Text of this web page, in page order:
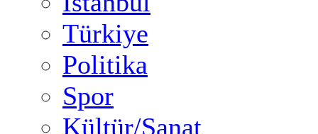
Türkiye
Politika
Spor
Kültür/Sanat